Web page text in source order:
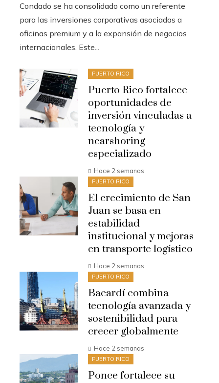
Condado se ha consolidado como un referente
para las inversiones corporativas asociadas a
oficinas premium y a la expansión de negocios
internacionales. Este...
PUERTO RICO
Puerto Rico fortalece
oportunidades de
inversión vinculadas a
tecnología y
nearshoring
especializado
Hace 2 semanas
PUERTO RICO
El crecimiento de San
Juan se basa en
estabilidad
institucional y mejoras
en transporte logístico
Hace 2 semanas
PUERTO RICO
Bacardí combina
tecnología avanzada y
sostenibilidad para
crecer globalmente
Hace 2 semanas
PUERTO RICO
Ponce fortalece su